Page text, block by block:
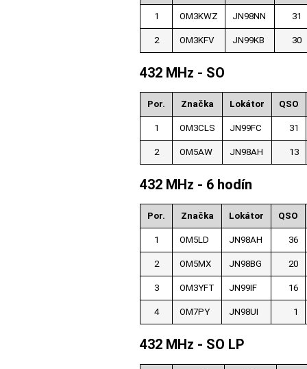
1 OM3KWZ JN98NN 31
2 OM3KFV JN99KB 30
432 MHz - SO
Por. Značka Lokátor QSO
1 OM3CLS JN99FC 31
2 OM5AW JN98AH 13
432 MHz - 6 hodín
Por. Značka Lokátor QSO
1 OM5LD JN98AH 36
2 OM5MX JN98BG 20
3 OM3YFT JN99IF 16
4 OM7PY JN98UI 1
432 MHz - SO LP